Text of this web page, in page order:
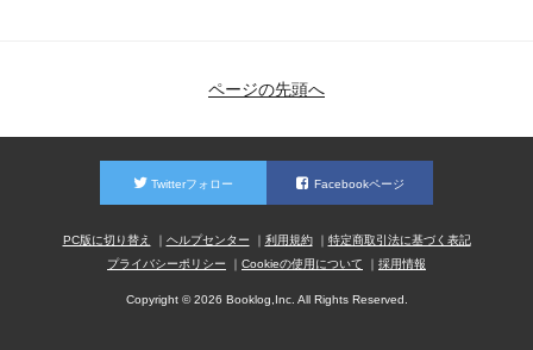
ページの先頭へ
Twitterフォロー Facebookページ
PC版に切り替え ヘルプセンター 利用規約
特定商取引法に基づく表記
プライバシーポリシー
Cookieの使用について 採用情報
Copyright © 2026 Booklog,Inc. All Rights Reserved.